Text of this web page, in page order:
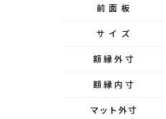
前面板
サイズ
額縁外寸
額縁内寸
マット外寸